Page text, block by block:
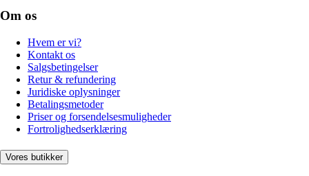
Om os
Hvem er vi?
Kontakt os
Salgsbetingelser
Retur & refundering
Juridiske oplysninger
Betalingsmetoder
Priser og forsendelsesmuligheder
Fortrolighedserklæring
Vores butikker